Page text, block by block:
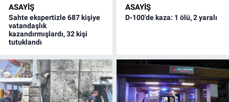
ASAYİŞ
Sahte ekspertizle 687 kişiye
vatandaşlık
kazandırmışlardı, 32 kişi
tutuklandı
ASAYİŞ
D-100'de kaza: 1 ölü, 2 yaralı